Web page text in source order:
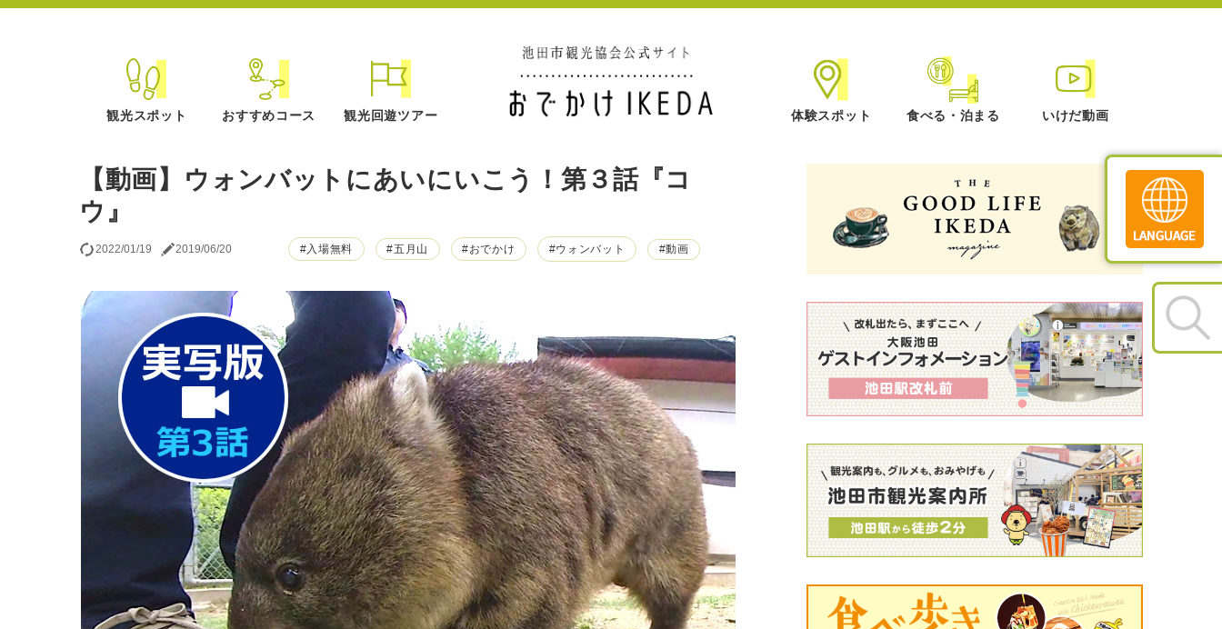
観光スポット おすすめコース 観光回遊ツアー 体験スポット 食べる・泊まる いけだ動画
【動画】ウォンバットにあいにいこう！第３話『コ
ウ』
2022/01/19 2019/06/20 #入場無料 #五月山 #おでかけ #ウォンバット #動画
Translate
»